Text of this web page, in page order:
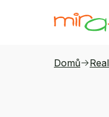
Domů